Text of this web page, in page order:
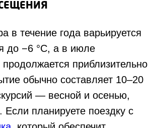
в течение года варьируется
до −6 °С, а в июле
приблизительно
обычно составляет 10–20
— весной и осенью,
планируете поездку с